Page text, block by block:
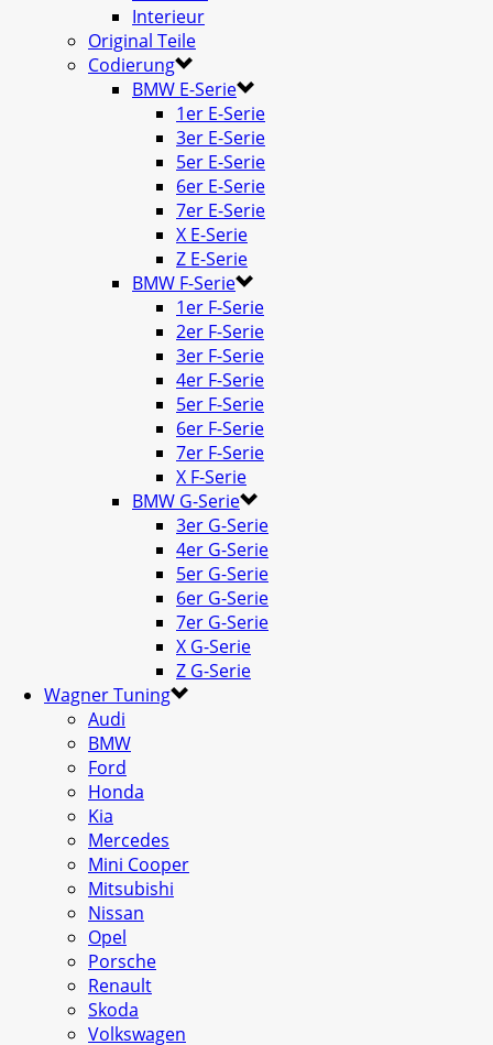
Interieur
Original Teile
Codierung
BMW E-Serie
1er E-Serie
3er E-Serie
5er E-Serie
6er E-Serie
7er E-Serie
X E-Serie
Z E-Serie
BMW F-Serie
1er F-Serie
2er F-Serie
3er F-Serie
4er F-Serie
5er F-Serie
6er F-Serie
7er F-Serie
X F-Serie
BMW G-Serie
3er G-Serie
4er G-Serie
5er G-Serie
6er G-Serie
7er G-Serie
X G-Serie
Z G-Serie
Wagner Tuning
Audi
BMW
Ford
Honda
Kia
Mercedes
Mini Cooper
Mitsubishi
Nissan
Opel
Porsche
Renault
Skoda
Volkswagen